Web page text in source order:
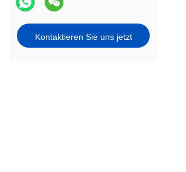
Kontaktieren Sie uns jetzt